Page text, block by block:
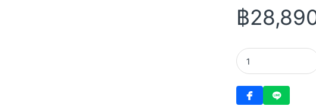
฿
Asus Vivobook 16